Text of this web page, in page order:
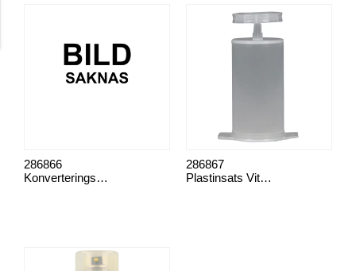
Konverteringssats Vitomat
286866
Plastinsats Vitomat
286867